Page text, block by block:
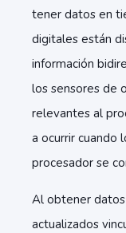
tener datos en
digitales están
información
los sensores de
relevantes al
a ocurrir cuando
procesador se
Al obtener
actualizados